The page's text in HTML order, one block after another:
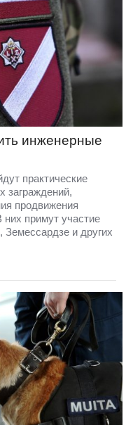
инженерные
практические
заграждений,
продвижения
них примут участие
Земессардзе и других